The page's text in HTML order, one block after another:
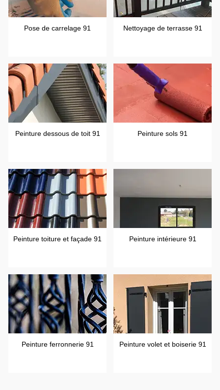
Pose de carrelage 91 Nettoyage de terrasse 91
Peinture dessous de toit 91 Peinture sols 91
Peinture toiture et façade 91 Peinture intérieure 91
Peinture ferronnerie 91 Peinture volet et boiserie 91